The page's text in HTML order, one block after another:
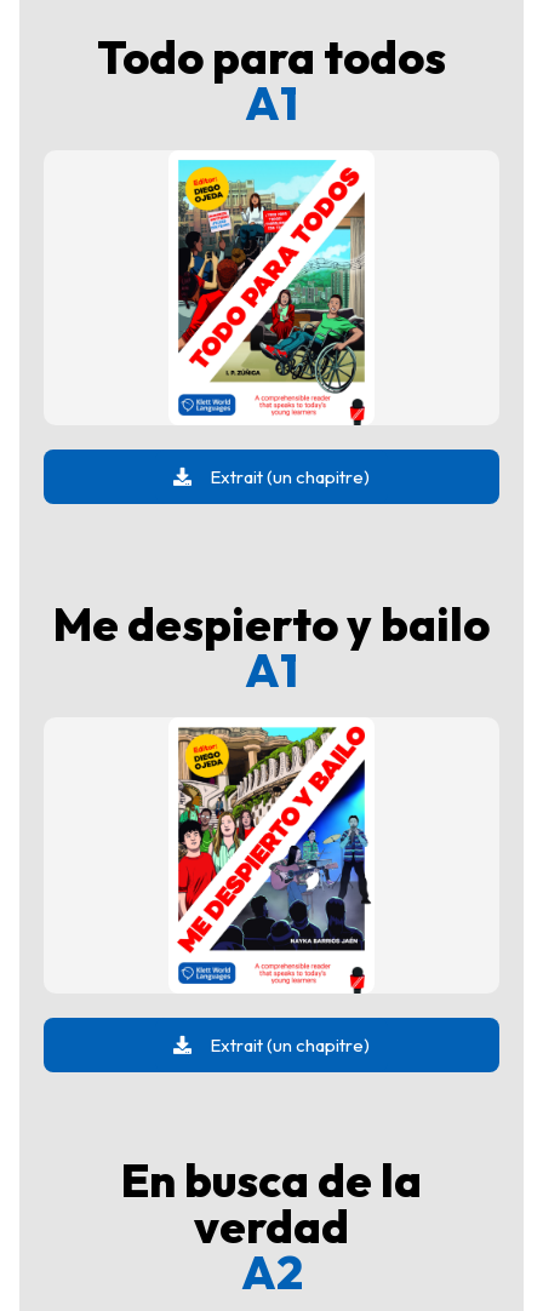
Todo para todos
A1
Extrait (un chapitre)
Me despierto y bailo
A1
Extrait (un chapitre)
En busca de la
verdad
A2